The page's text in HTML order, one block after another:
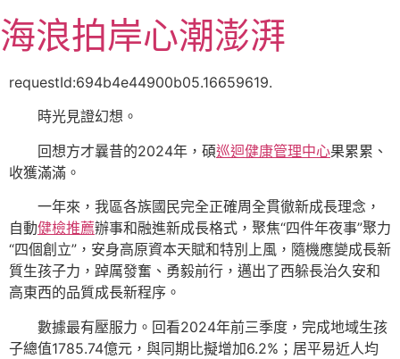
至
主海浪拍岸心潮澎湃
requestId:694b4e44900b05.16659619.
時光見證幻想。
回想方才曩昔的2024年，碩巡迴健康管理中心果累累、
收獲滿滿。
一年來，我區各族國民完全正確周全貫徹新成長理念，
自動健檢推薦辦事和融進新成長格式，聚焦“四件年夜事”聚力
“四個創立”，安身高原資本天賦和特別上風，隨機應變成長新
質生孩子力，踔厲發奮、勇毅前行，邁出了西躲長治久安和
高東西的品質成長新程序。
數據最有壓服力。回看2024年前三季度，完成地域生孩
子總值1785.74億元，與同期比擬增加6.2%；居平易近人均